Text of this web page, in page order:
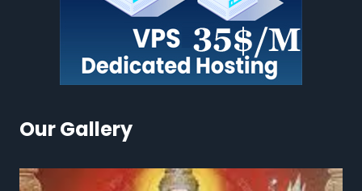
Our Gallery